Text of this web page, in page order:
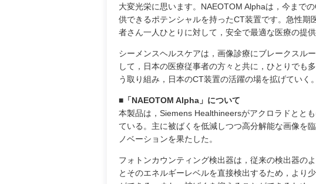
大変光栄に思います。NAEOTOM Alphaは，今まで
供できるポテンシャルを持ったCT装置です。急性
者さん一人ひとりに対して，安全で最適な医療の提
シーメンスヘルスケアは，画像診療にブレークスル
して，日本の医療従事者の方々と共に，ひとりでも
う取り組み，日本のCT装置の活躍の場を拡げていく。
■「NAEOTOM Alpha」について
本製品は，Siemens Healthineersがアクロラドとと
ている。主に被ばくを低減しつつ高分解能な画像を
ノベーションを果たした。
フォトンカウンティング検出器は，従来の検出器の
とそのエネルギーレベルを直接検出するため，より